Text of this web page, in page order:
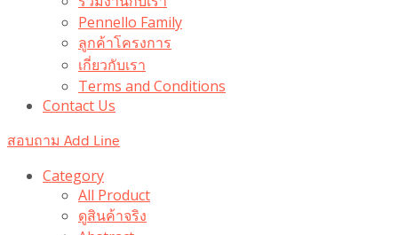
Pennello Family
ลูกค้าโครงการ
เกี่ยวกับเรา
Terms and Conditions
Contact Us
สอบถาม Add Line
Category
All Product
ดูสินค้าจริง